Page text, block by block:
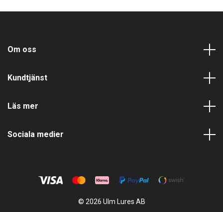
Om oss
Kundtjänst
Läs mer
Sociala medier
© 2026 Ulm Lures AB